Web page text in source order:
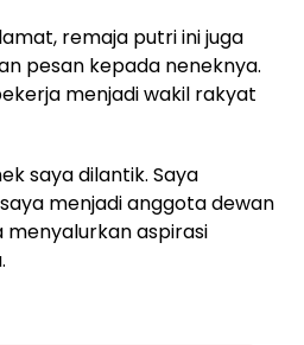
remaja putri ini juga
pesan kepada neneknya.
menjadi wakil rakyat
saya dilantik. Saya
menjadi anggota dewan
menyalurkan aspirasi